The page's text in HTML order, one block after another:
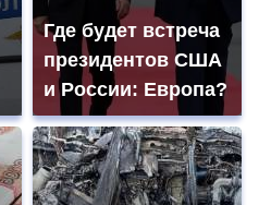
Где будет встреча
президентов США
и России: Европа?